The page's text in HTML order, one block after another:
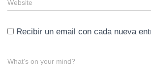
Website
Recibir un email con cada nueva
What's on your mind?